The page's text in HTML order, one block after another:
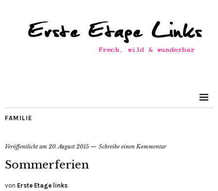
FAMILIE
Veröffentlicht am 20. August 2015 Schreibe einen Kommentar
Sommerferien
von Erste Etage links